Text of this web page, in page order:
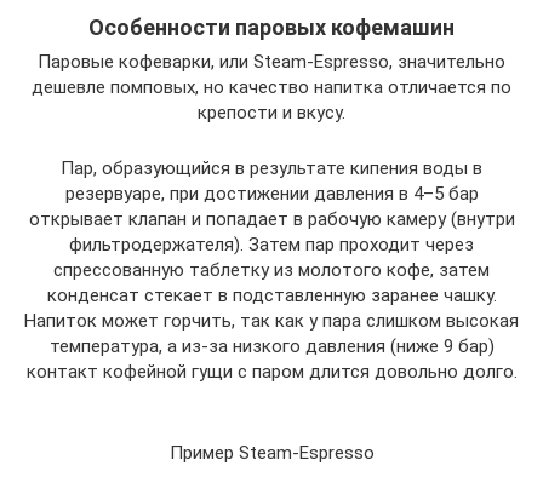
Особенности паровых кофемашин
Паровые кофеварки, или Steam-Espresso, значительно
дешевле помповых, но качество напитка отличается по
крепости и вкусу.
Пар, образующийся в результате кипения воды в
резервуаре, при достижении давления в 4–5 бар
открывает клапан и попадает в рабочую камеру (внутри
фильтродержателя). Затем пар проходит через
спрессованную таблетку из молотого кофе, затем
конденсат стекает в подставленную заранее чашку.
Напиток может горчить, так как у пара слишком высокая
температура, а из-за низкого давления (ниже 9 бар)
контакт кофейной гущи с паром длится довольно долго.
Пример Steam-Espresso